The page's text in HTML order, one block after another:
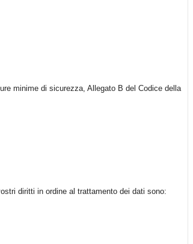
minime di sicurezza, Allegato B del Codice della
diritti in ordine al trattamento dei dati sono: